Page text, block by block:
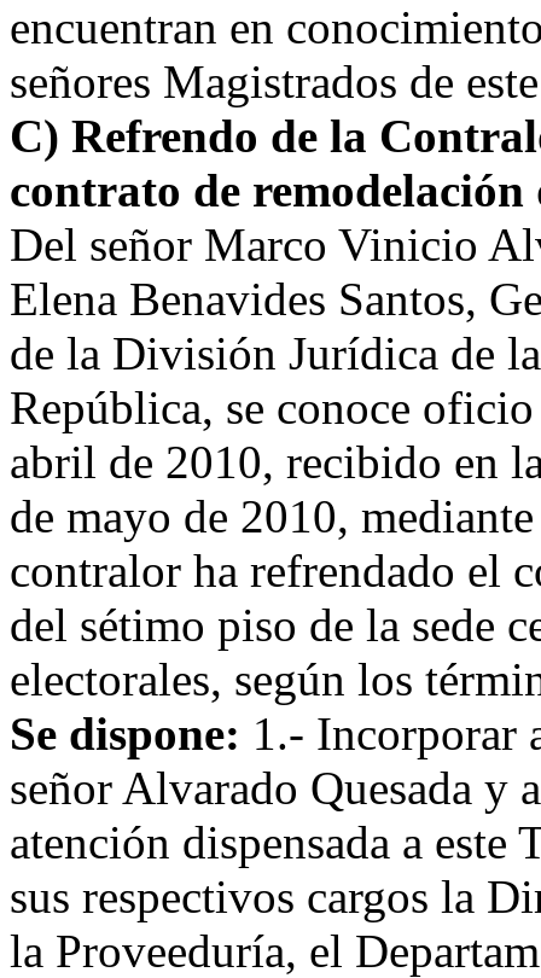
encuentran en
señores Magistrados de
C) Refrendo de la
contrato de
Del señor Marco Vinicio
Elena Benavides Santos,
de la División Jurídica de
República, se conoce
abril de 2010, recibido en
de mayo de 2010,
contralor ha refrendado el
del sétimo piso de la sede
electorales, según los
Se dispone: 1.- Incorporar
señor Alvarado Quesada y
atención dispensada a
sus respectivos cargos la
la Proveeduría, el